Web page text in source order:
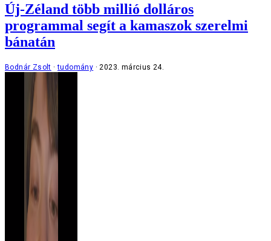
Új-Zéland több millió dolláros
programmal segít a kamaszok szerelmi
bánatán
Bodnár Zsolt tudomány 2023. március 24.